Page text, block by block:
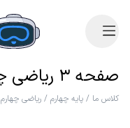
صفحه ۳ ریاضی چهارم
کلاس ما / پایه چهارم / ریاضی چهارم